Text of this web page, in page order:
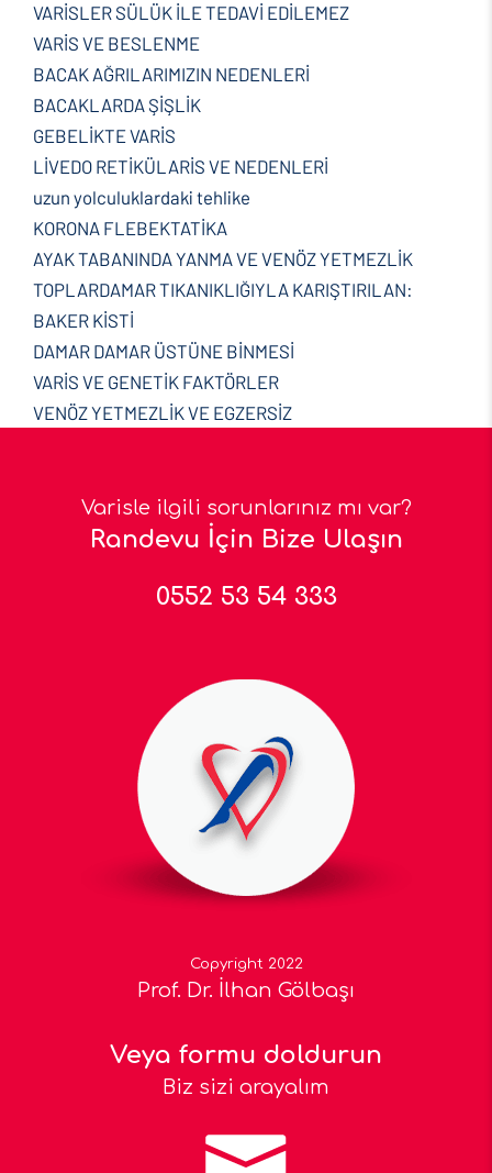
VARİSLER SÜLÜK İLE TEDAVİ EDİLEMEZ
VARİS VE BESLENME
BACAK AĞRILARIMIZIN NEDENLERİ
BACAKLARDA ŞİŞLİK
GEBELİKTE VARİS
LİVEDO RETİKÜLARİS VE NEDENLERİ
uzun yolculuklardaki tehlike
KORONA FLEBEKTATİKA
AYAK TABANINDA YANMA VE VENÖZ YETMEZLİK
TOPLARDAMAR TIKANIKLIĞIYLA KARIŞTIRILAN:
BAKER KİSTİ
DAMAR DAMAR ÜSTÜNE BİNMESİ
VARİS VE GENETİK FAKTÖRLER
VENÖZ YETMEZLİK VE EGZERSİZ
Varisle ilgili sorunlarınız mı var?
Randevu İçin Bize Ulaşın
0552 53 54 333
Copyright 2022
Prof. Dr. İlhan Gölbaşı
Veya formu doldurun
Biz sizi arayalım